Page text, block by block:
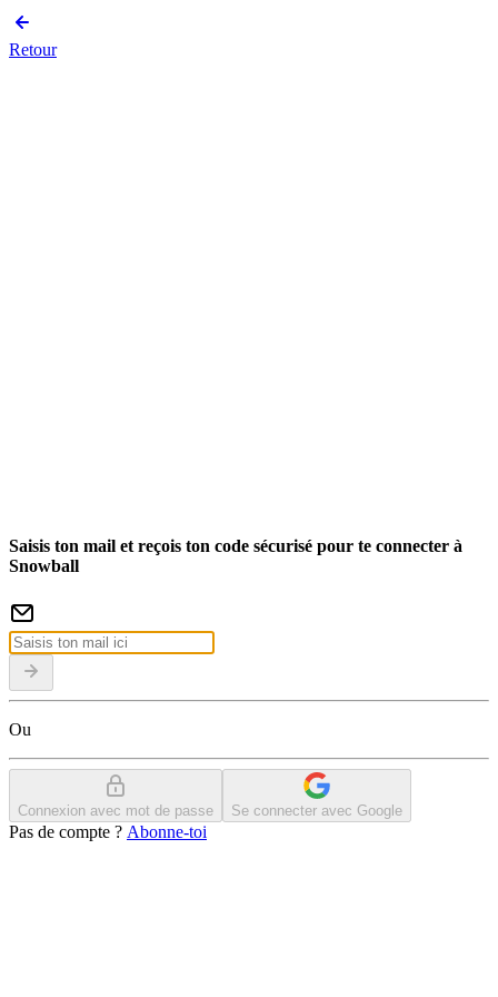
Retour
Saisis ton mail et reçois ton code sécurisé pour te connecter à
Snowball
Ou
Connexion avec mot de passe Se connecter avec Google
Pas de compte ? Abonne-toi